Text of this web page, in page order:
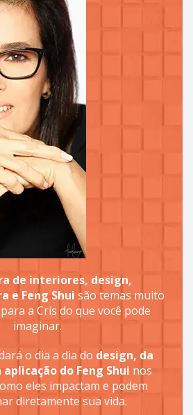
de interiores, design,
e Feng Shui são temas muito
a Cris do que você pode
imaginar.
o dia a dia do design, da
do Feng Shui nos
eles impactam e podem
diretamente sua vida.